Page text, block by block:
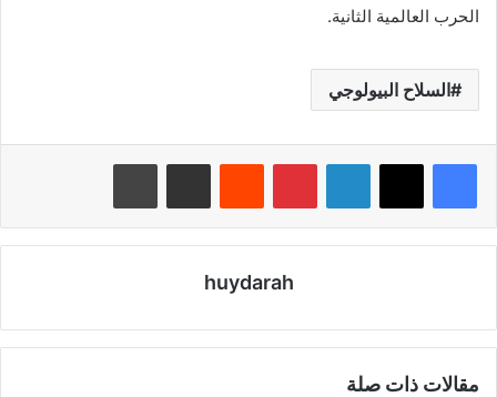
الحرب العالمية الثانية.
السلاح البيولوجي
لينكدإن بينتيريست مشاركة عبر البريد طباعة
huydarah
مقالات ذات صلة